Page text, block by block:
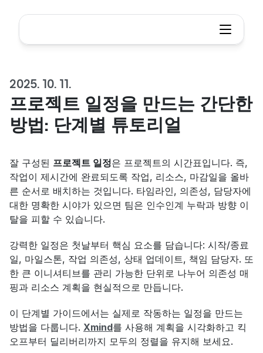
2025. 10. 11.
프로젝트 일정을 만드는 간단한
방법: 단계별 튜토리얼
잘 구성된 프로젝트 일정은 프로젝트의 시간표입니다. 즉,
작업이 제시간에 완료되도록 작업, 리소스, 마감일을 올바
른 순서로 배치하는 것입니다. 타임라인, 의존성, 담당자에
대한 명확한 시야가 있으면 팀은 인수인계 누락과 방향 이
탈을 피할 수 있습니다.
강력한 일정은 첫날부터 핵심 요소를 담습니다: 시작/종료
일, 마일스톤, 작업 의존성, 상태 업데이트, 책임 담당자. 또
한 큰 이니셔티브를 관리 가능한 단위로 나누어 의존성 매
핑과 리소스 계획을 현실적으로 만듭니다.
이 단계별 가이드에서는 실제로 작동하는 일정을 만드는
방법을 다룹니다. Xmind를 사용해 계획을 시각화하고 킥
오프부터 딜리버리까지 모두의 정렬을 유지해 보세요.